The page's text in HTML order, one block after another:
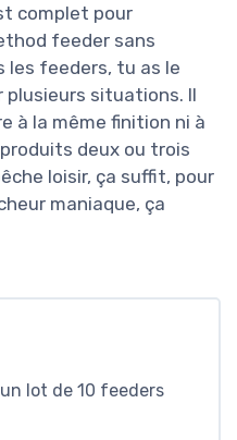
complet pour
feeder sans
les feeders, tu as le
plusieurs situations. Il
à la même finition ni à
deux ou trois
loisir, ça suffit, pour
maniaque, ça
lot de 10 feeders